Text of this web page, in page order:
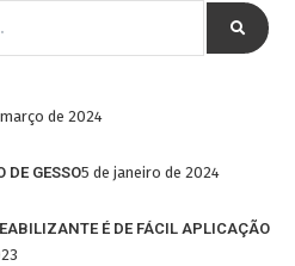
de 2024
DE GESSO5 de janeiro de 2024
É DE FÁCIL APLICAÇÃO